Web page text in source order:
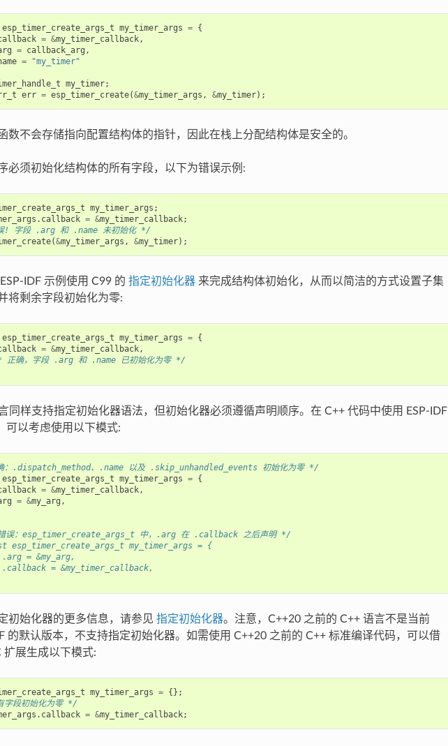
esp_timer_create_args_t my_timer_args = {
= &my_timer_callback,
= callback_arg ,
=
"my_timer"
my_timer;
err = esp_timer_create(&my_timer_args , &my_timer);
数不会存储指向配置结构体的指针，因此在栈上分配结构体是安全的。
必须初始化结构体的所有字段，以下为错误示例:
my_timer_args ;
. callback = &my_timer_callback;
! 字段 .arg 和 .name 未初始化 */
(&my_timer_args , &my_timer);
IDF 示例使用 C99 的 指定初始化器来完成结构体初始化，从而以简洁的方式设置子集
将剩余字段初始化为零:
esp_timer_create_args_t my_timer_args = {
= &my_timer_callback,
正确，字段 .arg 和 .name 已初始化为零 */
同样支持指定初始化器语法，但初始化器必须遵循声明顺序。在 C++ 代码中使用 ESP-IDF
可以考虑使用以下模式:
.dispatch_method、.name 以及 .skip_unhandled_events 初始化为零 */
esp_timer_create_args_t my_timer_args = {
= &my_timer_callback,
= &my_arg ,
：esp_timer_create_args_t 中，.arg 在 .callback 之后声明 */
esp_timer_create_args_t my_timer_args = {
= &my_arg,
= &my_timer_callback,
初始化器的更多信息，请参见 指定初始化器。注意，C++20 之前的 C++ 语言不是当前
的默认版本，不支持指定初始化器。如需使用 C++20 之前的 C++ 标准编译代码，可以借
扩展生成以下模式:
my_timer_args = {};
段初始化为零 */
. callback = &my_timer_callback;